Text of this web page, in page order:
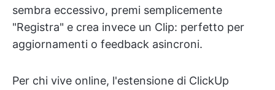
sembra eccessivo, premi semplicemente
"Registra" e crea invece un Clip: perfetto per
aggiornamenti o feedback asincroni.
Per chi vive online, l'estensione di ClickUp